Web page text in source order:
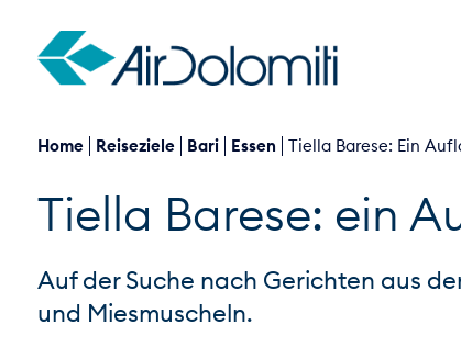
Home Reiseziele Bari Essen Tiella Barese: Ein
Tiella Barese: ein
Auf der Suche nach Gerichten aus
und Miesmuscheln.